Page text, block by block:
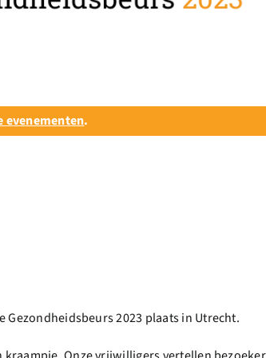
evenementen.
2023 plaats in Utrecht.